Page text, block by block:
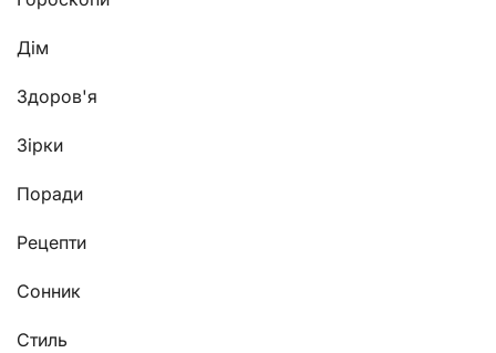
Дім
Здоров'я
Зірки
Поради
Рецепти
Сонник
Стиль